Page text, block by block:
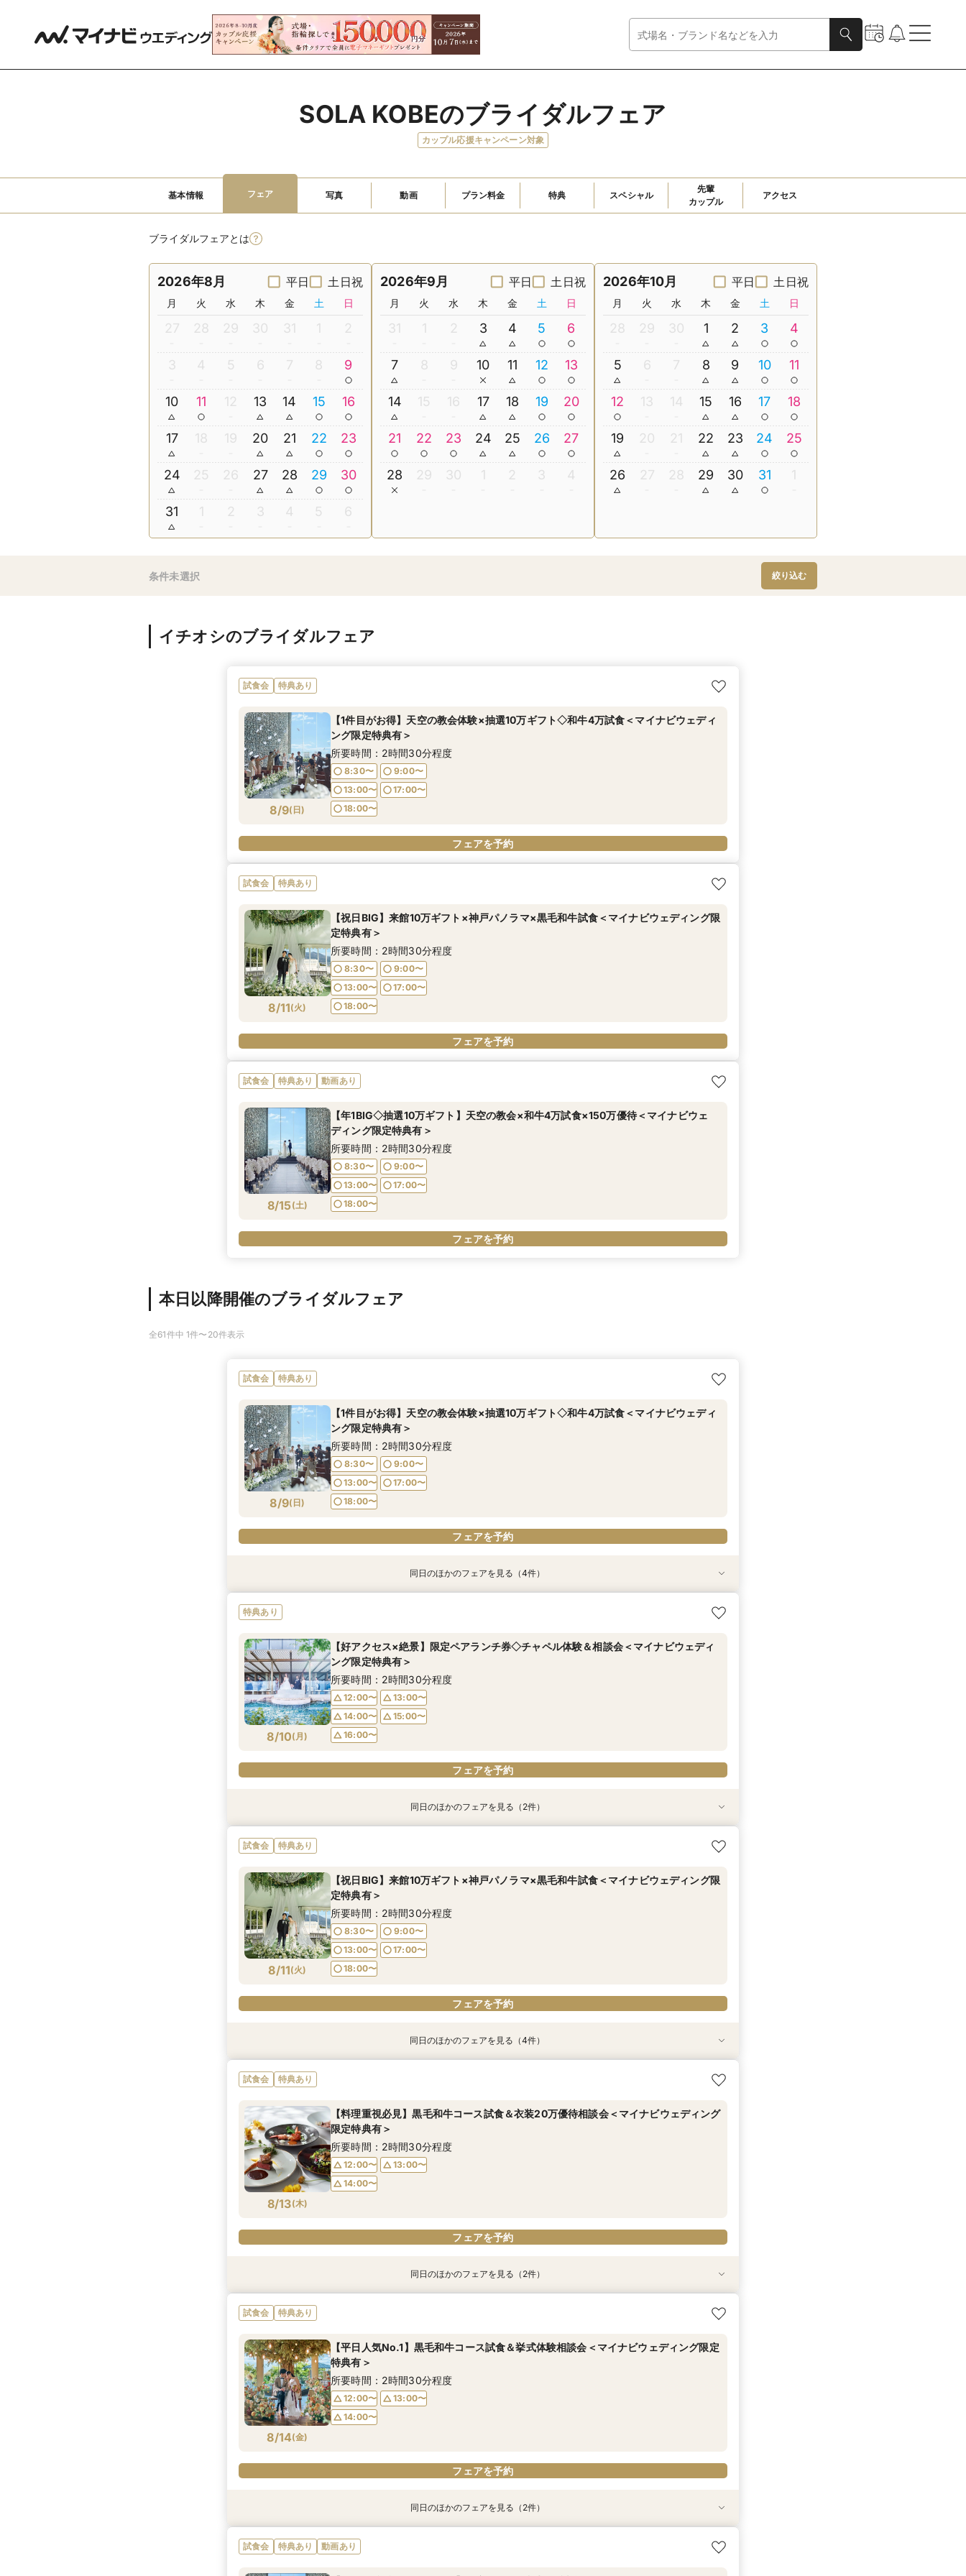
SOLA KOBEのブライダルフェア
カップル応援キャンペーン対象
基本情報 フェア 写真 動画 プラン料金 特典 スペシャル
先輩
カップル
アクセス
ブライダルフェアとは
2026年8月 平日 土日祝
月 火 水 木 金 土 日
27 28 29 30 31 1 2
3 4 5 6 7 8 9
10 11 12 13 14 15 16
17 18 19 20 21 22 23
24 25 26 27 28 29 30
31 1 2 3 4 5 6
2026年9月 平日 土日祝
月 火 水 木 金 土 日
31 1 2 3 4 5 6
7 8 9 10 11 12 13
14 15 16 17 18 19 20
21 22 23 24 25 26 27
28 29 30 1 2 3 4
2026年10月 平日 土日祝
月 火 水 木 金 土 日
28 29 30 1 2 3 4
5 6 7 8 9 10 11
12 13 14 15 16 17 18
19 20 21 22 23 24 25
26 27 28 29 30 31 1
条件未選択 絞り込む
イチオシのブライダルフェア
試食会 特典あり
8/9( 日)
【1件目がお得】天空の教会体験×抽選10万ギフト◇和牛4万試食＜マイナビウェディ
ング限定特典有＞
所要時間：2時間30分程度
8:30〜
9:00〜
13:00〜
17:00〜
18:00〜
フェアを予約
試食会 特典あり
8/11(火)
【祝日BIG】来館10万ギフト×神戸パノラマ×黒毛和牛試食＜マイナビウェディング限
定特典有＞
所要時間：2時間30分程度
8:30〜
9:00〜
13:00〜
17:00〜
18:00〜
フェアを予約
試食会 特典あり 動画あり
8/15(土)
【年1BIG◇抽選10万ギフト】天空の教会×和牛4万試食×150万優待＜マイナビウェ
ディング限定特典有＞
所要時間：2時間30分程度
8:30〜
9:00〜
13:00〜
17:00〜
18:00〜
フェアを予約
本日以降開催のブライダルフェア
全61件中 1件〜20件表示
試食会 特典あり
8/9( 日)
【1件目がお得】天空の教会体験×抽選10万ギフト◇和牛4万試食＜マイナビウェディ
ング限定特典有＞
所要時間：2時間30分程度
8:30〜
9:00〜
13:00〜
17:00〜
18:00〜
フェアを予約
8/9(日)
【10名～OK】少人数チャペル体験＆相談会×絶品コース試食♪＜マイナビウェディン
所要時間：2時間40分程度
8:30〜
9:00〜
13:00〜
17:00〜
18:00〜
8/9(日)
【2件目以降の式場見学の方へ】見積もり＆会場比較◇無料試食＜マイナビウェディ
所要時間：2時間40分程度
8:30〜
9:00〜
13:00〜
17:00〜
18:00〜
8/9(日)
【お料理重視】神戸を一望◇絶景と美食のコラボ◇限定特典有＜マイナビウェディン
所要時間：2時間40分程度
8:30〜
9:00〜
13:00〜
17:00〜
18:00〜
8/9(日)
【初めてでも安心】結婚式まるわかり相談会◇豪華コース試食付＜マイナビウェディ
所要時間：2時間30分程度
8:30〜
9:00〜
13:00〜
17:00〜
18:00〜
同日のほかのフェアを見る（4件）
特典あり
8/10( 月)
【好アクセス×絶景】限定ペアランチ券◇チャペル体験＆相談会＜マイナビウェディ
ング限定特典有＞
所要時間：2時間30分程度
12:00〜
13:00〜
14:00〜
15:00〜
16:00〜
フェアを予約
8/10(月)
所要時間：2時間30分程度
12:00〜
14:00〜
15:00〜
16:00〜
8/10(月)
【90分でご案内】仕事帰りに会場見学＆個別相談◇クイック相談会＜次回来館時マイ
所要時間：1時間30分程度
16:00〜
同日のほかのフェアを見る（2件）
試食会 特典あり
8/11(火)
【祝日BIG】来館10万ギフト×神戸パノラマ×黒毛和牛試食＜マイナビウェディング限
定特典有＞
所要時間：2時間30分程度
8:30〜
9:00〜
13:00〜
17:00〜
18:00〜
フェアを予約
8/11 (火)
【10名～OK】少人数チャペル体験＆相談会×絶品コース試食♪＜マイナビウェディン
所要時間：2時間40分程度
8:30〜
13:00〜
17:00〜
18:00〜
8/11 (火)
【お料理重視】神戸を一望◇絶景と美食のコラボ◇限定特典有＜マイナビウェディン
所要時間：2時間40分程度
8:30〜
13:00〜
17:00〜
18:00〜
8/11 (火)
所要時間：2時間30分程度
8:30〜
13:00〜
17:00〜
18:00〜
8/11 (火)
【初めてでも安心】結婚式まるわかり相談会◇豪華コース試食付＜マイナビウェディ
所要時間：2時間30分程度
8:30〜
13:00〜
17:00〜
18:00〜
同日のほかのフェアを見る（4件）
試食会 特典あり
8/13(木)
【料理重視必見】黒毛和牛コース試食＆衣装20万優待相談会＜マイナビウェディング
限定特典有＞
所要時間：2時間30分程度
12:00〜
13:00〜
14:00〜
フェアを予約
8/13(木)
【10名～OK】料理×絶景でおもてなし♪少人数W相談会＜マイナビウェディング限定
所要時間：2時間30分程度
12:00〜
14:00〜
8/13(木)
【90分でご案内】仕事帰りに会場見学＆個別相談◇クイックフェア＜次回来館時マイ
所要時間：1時間30分程度
16:00〜
同日のほかのフェアを見る（2件）
試食会 特典あり
8/14(金)
【平日人気No.1】黒毛和牛コース試食＆挙式体験相談会＜マイナビウェディング限定
特典有＞
所要時間：2時間30分程度
12:00〜
13:00〜
14:00〜
フェアを予約
【10名～OK】料理×絶景でおもてなし♪少人数W相談会＜マイナビウェディング限定
【90分でご案内】仕事帰りに会場見学＆個別相談◇クイック相談会＜次回来館時マイ
同日のほかのフェアを見る（2件）
試食会 特典あり 動画あり